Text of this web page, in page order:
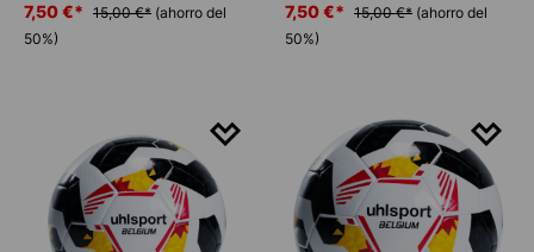
7,50 €* 15,00 €* (ahorro del
50%)
7,50 €* 15,00 €* (ahorro del
50%)